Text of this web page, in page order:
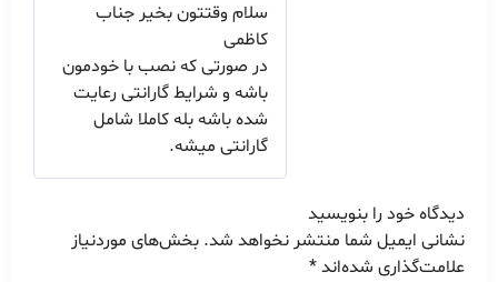
سلام وقتتون بخیر جناب
کاظمی
در صورتی که نصب با خودمون
باشه و شرایط گارانتی رعایت
شده باشه بله کاملا شامل
گارانتی میشه.
دیدگاه خود را بنویسید
نشانی ایمیل شما منتشر نخواهد شد. بخش‌های موردنیاز
علامت‌گذاری شده‌اند*